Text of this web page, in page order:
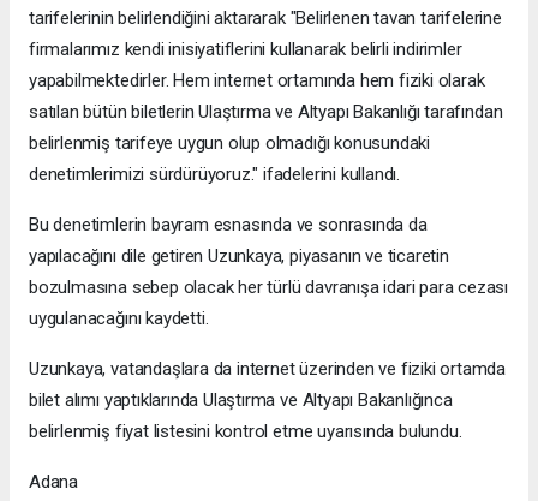
tarifelerinin belirlendiğini aktararak "Belirlenen tavan tarifelerine
firmalarımız kendi inisiyatiflerini kullanarak belirli indirimler
yapabilmektedirler. Hem internet ortamında hem fiziki olarak
satılan bütün biletlerin Ulaştırma ve Altyapı Bakanlığı tarafından
belirlenmiş tarifeye uygun olup olmadığı konusundaki
denetimlerimizi sürdürüyoruz." ifadelerini kullandı.
Bu denetimlerin bayram esnasında ve sonrasında da
yapılacağını dile getiren Uzunkaya, piyasanın ve ticaretin
bozulmasına sebep olacak her türlü davranışa idari para cezası
uygulanacağını kaydetti.
Uzunkaya, vatandaşlara da internet üzerinden ve fiziki ortamda
bilet alımı yaptıklarında Ulaştırma ve Altyapı Bakanlığınca
belirlenmiş fiyat listesini kontrol etme uyarısında bulundu.
Adana